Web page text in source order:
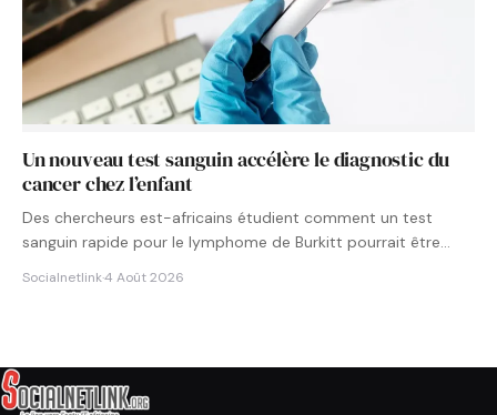
Un nouveau test sanguin accélère le diagnostic du
cancer chez l’enfant
Des chercheurs est-africains étudient comment un test
sanguin rapide pour le lymphome de Burkitt pourrait être
Socialnetlink·4 Août 2026